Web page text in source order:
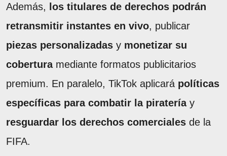
Además,
los titulares de derechos podrán
retransmitir instantes en vivo, publicar
piezas personalizadas y monetizar su
coberturamediante formatos publicitarios
premium. En paralelo, TikTok aplicará políticas
específicas para combatir la pirateríay
resguardar los derechos comerciales de la
FIFA.